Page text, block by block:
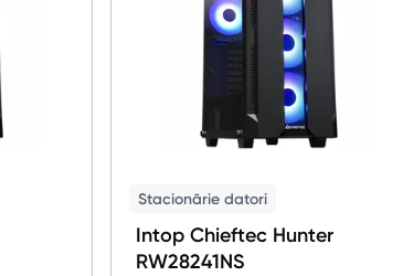
Stacionārie datori
Intop Chieftec Hunter
RW28241NS